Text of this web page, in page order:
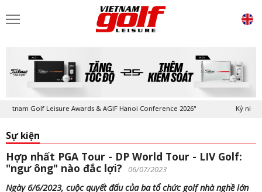
Leisure Awards & AGIF Hanoi Conference 2026" Kỷ niệm 20 năm
Sự kiện
Hợp nhất PGA Tour - DP World Tour - LIV Golf:
"ngư ông" nào đắc lợi?
06/07/2023
Ngày 6/6/2023, cuộc quyết đấu của ba tổ chức golf nhà nghề lớn